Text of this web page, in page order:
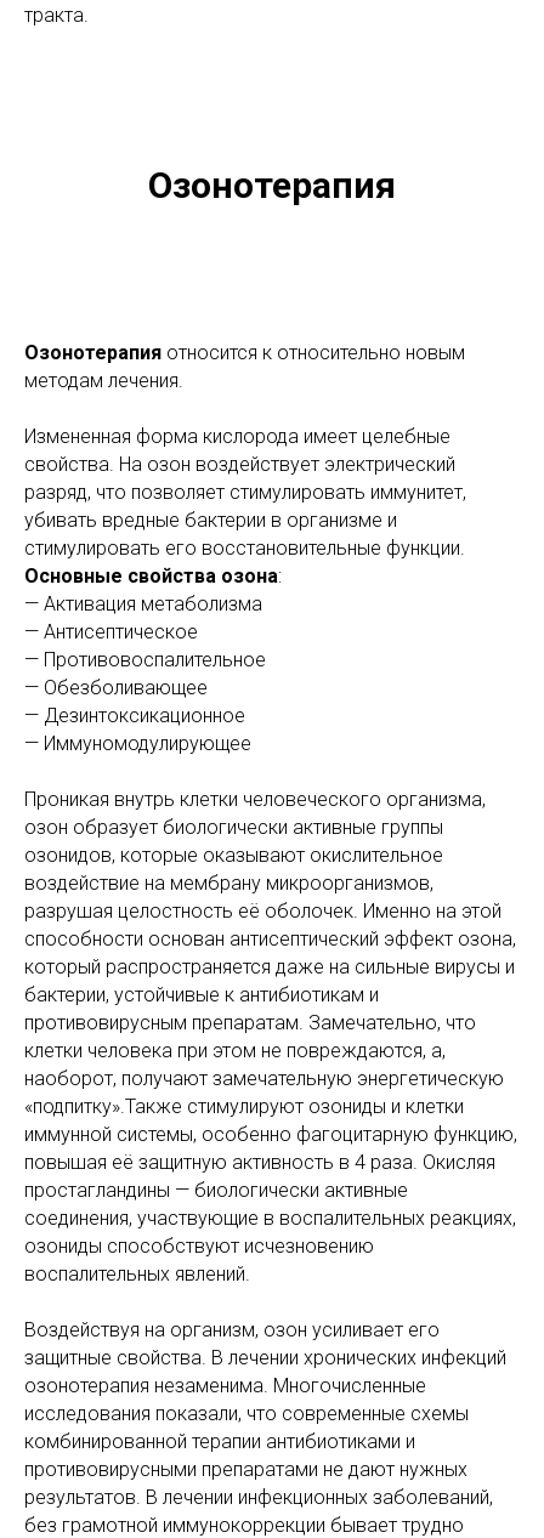
тракта.
Озонотерапия
Озонотерапия относится к относительно новым
методам лечения.
Измененная форма кислорода имеет целебные
свойства. На озон воздействует электрический
разряд, что позволяет стимулировать иммунитет,
убивать вредные бактерии в организме и
стимулировать его восстановительные функции.
Основные свойства озона:
— Активация метаболизма
— Антисептическое
— Противовоспалительное
— Обезболивающее
— Дезинтоксикационное
— Иммуномодулирующее
Проникая внутрь клетки человеческого организма,
озон образует биологически активные группы
озонидов, которые оказывают окислительное
воздействие на мембрану микроорганизмов,
разрушая целостность её оболочек. Именно на этой
способности основан антисептический эффект озона,
который распространяется даже на сильные вирусы и
бактерии, устойчивые к антибиотикам и
противовирусным препаратам. Замечательно, что
клетки человека при этом не повреждаются, а,
наоборот, получают замечательную энергетическую
«подпитку».Также стимулируют озониды и клетки
иммунной системы, особенно фагоцитарную функцию,
повышая её защитную активность в 4 раза. Окисляя
простагландины — биологически активные
соединения, участвующие в воспалительных реакциях,
озониды способствуют исчезновению
воспалительных явлений.
Воздействуя на организм, озон усиливает его
защитные свойства. В лечении хронических инфекций
озонотерапия незаменима. Многочисленные
исследования показали, что современные схемы
комбинированной терапии антибиотиками и
противовирусными препаратами не дают нужных
результатов. В лечении инфекционных заболеваний,
без грамотной иммунокоррекции бывает трудно